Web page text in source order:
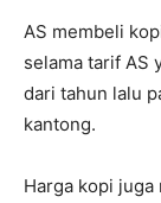
AS membeli
selama tarif AS
dari tahun lalu
kantong.
Harga kopi